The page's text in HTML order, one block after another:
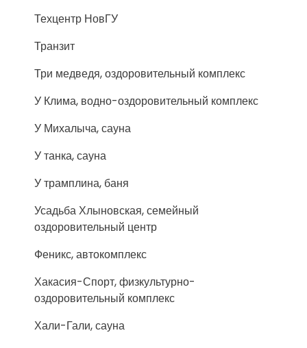
Техцентр НовГУ
Транзит
Три медведя, оздоровительный комплекс
У Клима, водно-оздоровительный комплекс
У Михалыча, сауна
У танка, сауна
У трамплина, баня
Усадьба Хлыновская, семейный
оздоровительный центр
Феникс, автокомплекс
Хакасия-Спорт, физкультурно-
оздоровительный комплекс
Хали-Гали, сауна